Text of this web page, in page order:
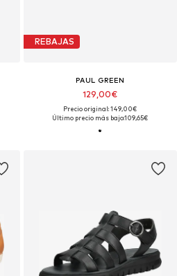
REBAJAS
PAUL GREEN
129,00€
Precio original: 149,00€
Último precio más bajo:109,65€